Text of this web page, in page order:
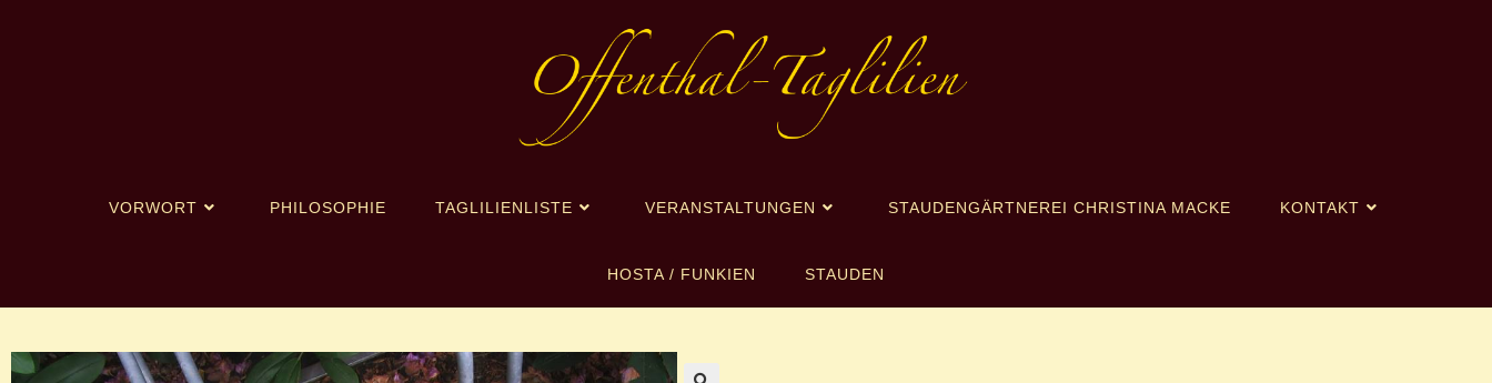
VORWORT PHILOSOPHIE TAGLILIENLISTE VERANSTALTUNGEN STAUDENGÄRTNEREI CHRISTINA MACKE KONTAKT
HOSTA / FUNKIEN STAUDEN